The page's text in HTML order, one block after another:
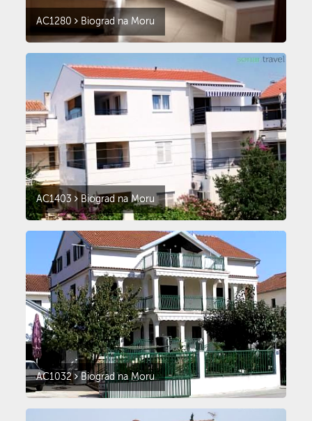
AC1280 Biograd na Moru
AC1403 Biograd na Moru
AC1032 Biograd na Moru